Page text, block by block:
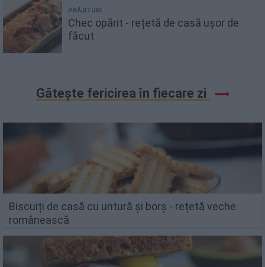
PRĂJITURI
Chec opărit - rețetă de casă ușor de
făcut
Gătește fericirea în fiecare zi
Biscuiți de casă cu untură și borș - rețetă veche
românească